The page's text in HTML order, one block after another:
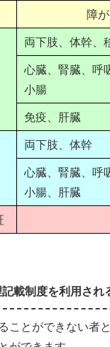
障
両下肢、体幹、
心臓、腎臓、呼
小腸
免疫、肝臓
両下肢、体幹
心臓、腎臓、呼
小腸、肝臓
載制度を利用され
ことができない者